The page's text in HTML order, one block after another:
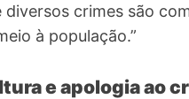
crimes são
à população.”
e apologia ao